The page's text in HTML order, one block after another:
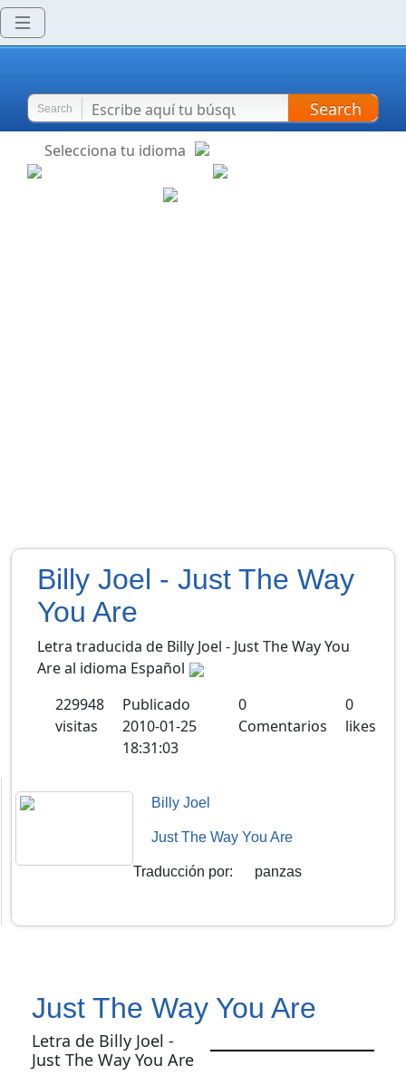
Search Search
Selecciona tu idioma
Billy Joel - Just The Way
You Are
Letra traducida de Billy Joel - Just The Way You
Are al idioma Español
229948
visitas
Publicado
2010-01-25
18:31:03
0
Comentarios
0
likes
Billy Joel
Just The Way You Are
Traducción por: panzas
Just The Way You Are
Letra de Billy Joel -
Just The Way You Are